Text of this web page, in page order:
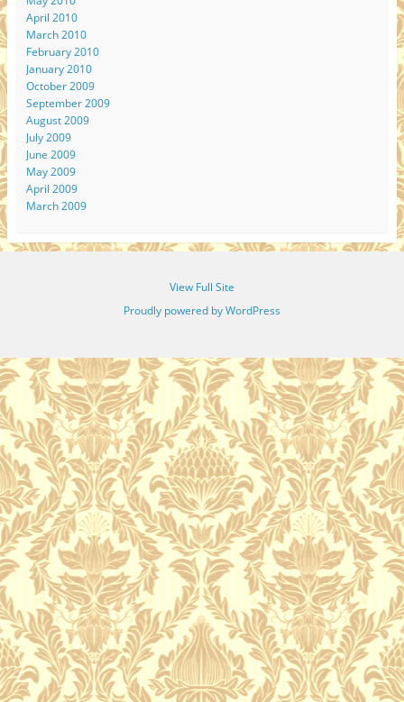
April 2010
March 2010
February 2010
January 2010
October 2009
September 2009
August 2009
July 2009
June 2009
May 2009
April 2009
March 2009
View Full Site
Proudly powered by WordPress